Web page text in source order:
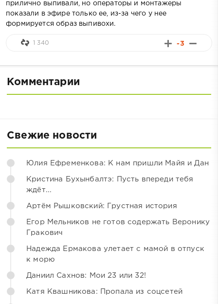
прилично выпивали, но операторы и монтажеры
показали в эфире только ее, из-за чего у нее
формируется образ выпивохи.
-3
1 340
Комментарии
Свежие новости
Юлия Ефременкова: К нам пришли Майя и Дан
Кристина Бухынбалтэ: Пусть впереди тебя
ждёт...
Артём Рышковский: Грустная история
Егор Мельников не готов содержать Веронику
Гракович
Надежда Ермакова улетает с мамой в отпуск
к морю
Даниил Сахнов: Мои 23 или 32!
Катя Квашникова: Пропала из соцсетей